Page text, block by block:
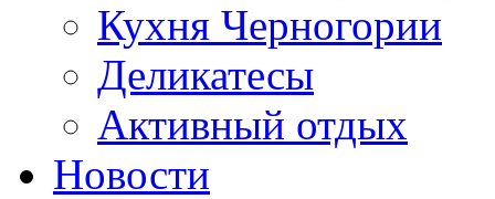
Кухня Черногории
Деликатесы
Активный отдых
Новости